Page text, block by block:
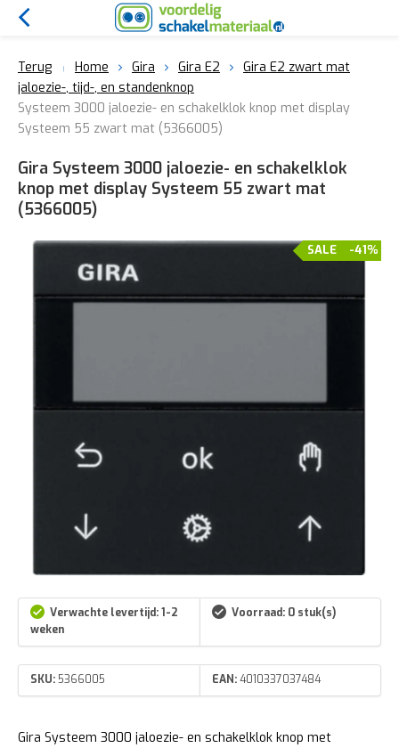
Terug Home Gira Gira E2
Gira E2 zwart mat
jaloezie-, tijd-, en standenknop
Systeem 3000 jaloezie- en schakelklok knop met display
Systeem 55 zwart mat (5366005)
Gira Systeem 3000 jaloezie- en schakelklok
knop met display Systeem 55 zwart mat
(5366005)
-41%
SALE
Verwachte levertijd: 1-2
weken
Voorraad: 0 stuk(s)
SKU:5366005 EAN:4010337037484
Gira Systeem 3000 jaloezie- en schakelklok knop met